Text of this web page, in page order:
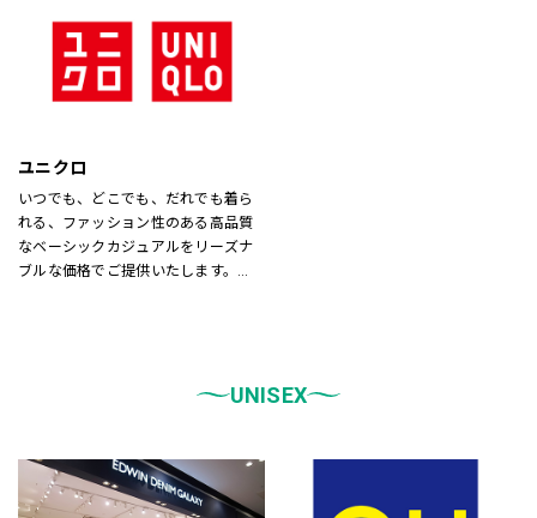
ユニクロ
いつでも、どこでも、だれでも着ら
れる、ファッション性のある高品質
なベーシックカジュアルをリーズナ
ブルな価格でご提供いたします。
などをゾーンに分けて配置し、広
す。
どうぞご来店ください。
UNISEX